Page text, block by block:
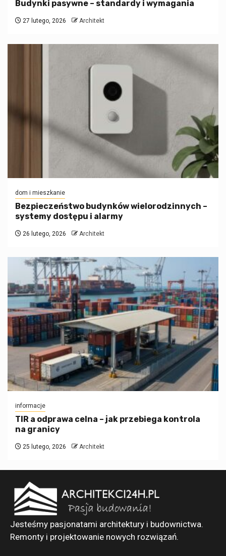
Budynki pasywne – standardy i wymagania
27 lutego, 2026 Architekt
dom i mieszkanie
Bezpieczeństwo budynków wielorodzinnych –
systemy dostępu i alarmy
26 lutego, 2026 Architekt
informacje
TIR a odprawa celna – jak przebiega kontrola
na granicy
25 lutego, 2026 Architekt
Jesteśmy pasjonatami architektury i budownictwa.
Remonty i projektowanie nowych rozwiązań.